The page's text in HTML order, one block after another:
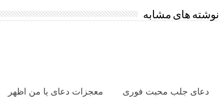
نوشته های مشابه
دعای جلب محبت فوری معجزات دعای یا من اظهر